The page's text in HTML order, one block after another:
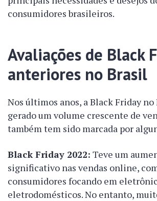
consumidores brasileiros.
Avaliações de Black
anteriores no Brasil
Nos últimos anos, a Black Friday
gerado um volume crescente de
também tem sido marcada por
Black Friday 2022: Teve um
significativo nas vendas online,
consumidores focando em
eletrodomésticos. No entanto,